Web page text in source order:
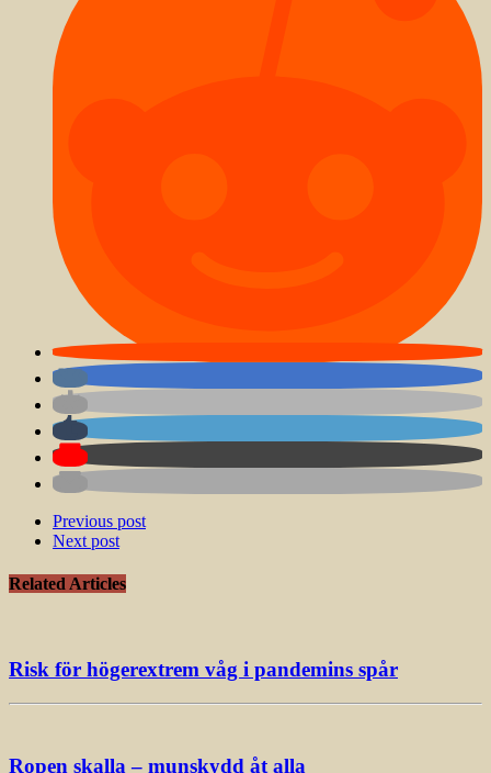
Previous post
Next post
Related Articles
Risk för högerextrem våg i pandemins spår
Ropen skalla – munskydd åt alla